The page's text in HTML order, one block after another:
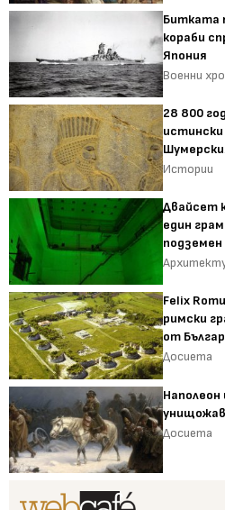
Битката
кораби
Япония
Военни
28 800
истински
Истории
Двайсет
един
Felix
римски
от
Досиета
Досиета